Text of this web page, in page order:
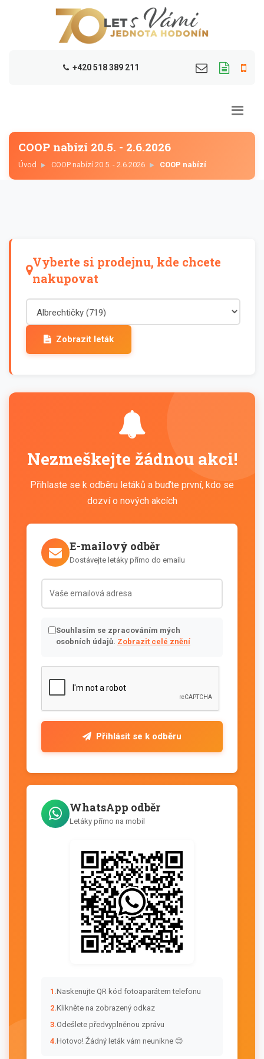
+420 518 389 211
COOP nabízí 20.5. - 2.6.2026
Úvod COOP nabízí 20.5. - 2.6.2026 COOP nabízí
Vyberte si prodejnu, kde chcete
nakupovat
Zobrazit leták
Nezmeškejte žádnou akci!
Přihlaste se k odběru letáků a buďte první, kdo se
dozví o nových akcích
E-mailový odběr
Dostávejte letáky přímo do emailu
Souhlasím se zpracováním mých
osobních údajů. Zobrazit celé znění
Přihlásit se k odběru
WhatsApp odběr
Letáky přímo na mobil
1.Naskenujte QR kód fotoaparátem telefonu
2.Klikněte na zobrazený odkaz
3.Odešlete předvyplněnou zprávu
4.Hotovo! Žádný leták vám neunikne 😊